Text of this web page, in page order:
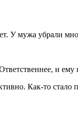
У мужа убрали
и ему
Как-то